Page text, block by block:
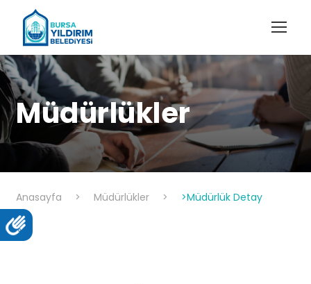
Müdürlükler
Anasayfa > Müdürlükler > >Müdürlük Detay